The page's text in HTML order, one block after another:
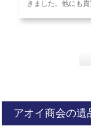
きました。他にも貴重
アオイ商会の遺